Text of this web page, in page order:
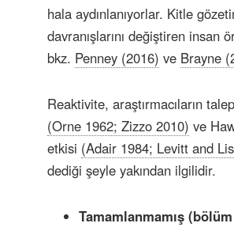
hala aydınlanıyorlar. Kitle
davranışlarını değiştiren insan
bkz. Penney (2016) ve Brayne
Reaktivite, araştırmacıların
(Orne 1962; Zizzo 2010) ve
etkisi (Adair 1984; Levitt and
dediği şeyle yakından ilgilidir.
Tamamlanmamış